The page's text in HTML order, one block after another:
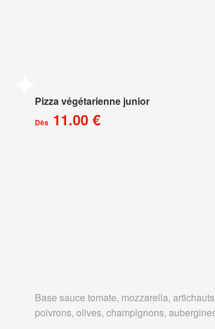
Pizza végétarienne junior
Dès11.00 €
Base sauce tomate, mozzarella,
poivrons, olives, champignons,